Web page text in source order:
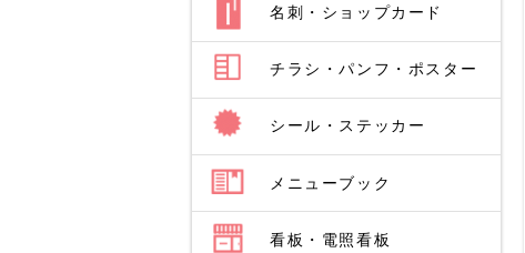
名刺・ショップカード
チラシ・パンフ・ポスター
シール・ステッカー
メニューブック
看板・電照看板